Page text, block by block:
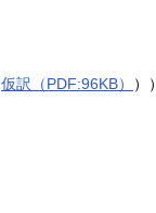
仮訳（PDF:96KB） ））